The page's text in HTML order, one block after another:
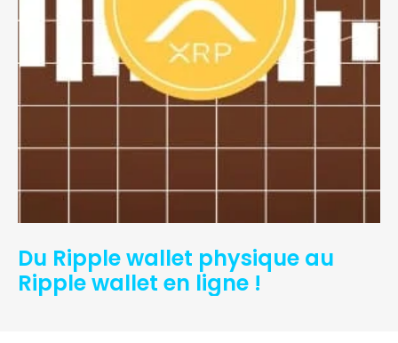
Du Ripple wallet physique au
Ripple wallet en ligne !